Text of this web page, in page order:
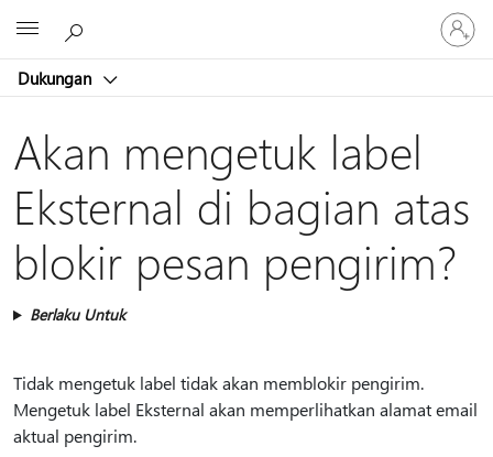
Dukungan
Masuk
ke
akun
Akan mengetuk label
Eksternal di bagian atas
blokir pesan pengirim?
Berlaku Untuk
Tidak mengetuk label tidak akan memblokir pengirim.
Mengetuk label Eksternal akan memperlihatkan alamat email
aktual pengirim.